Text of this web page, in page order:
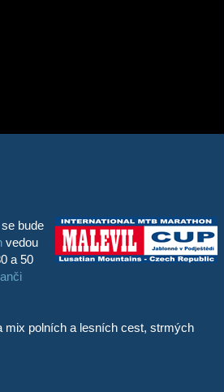
bude
vedou
a 50
mix polních a lesních cest, strmých